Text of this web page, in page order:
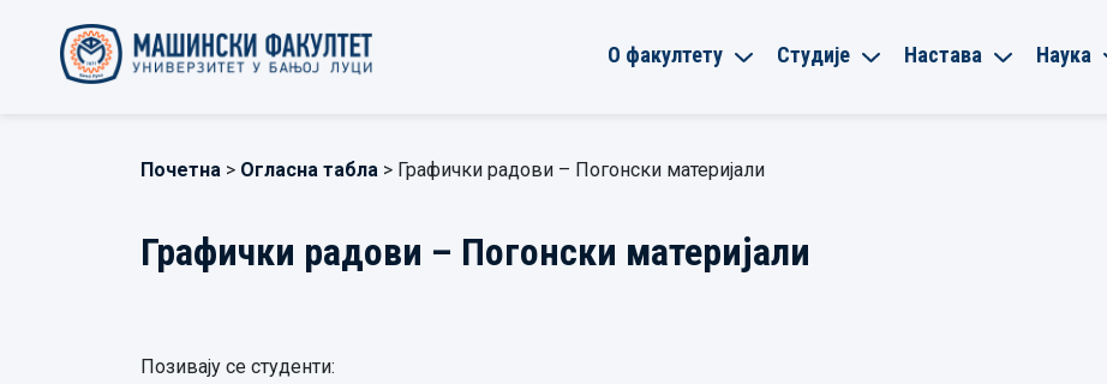
О факултету Студије Настава Наука
Почетна > Огласна табла > Графички радови – Погонски материјали
Графички радови – Погонски материјали
Позивају се студенти: